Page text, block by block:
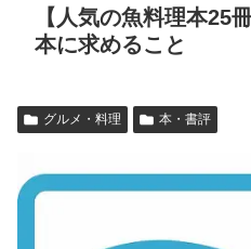
【人気の魚料理本25
本に求めること
グルメ・料理 本・書評